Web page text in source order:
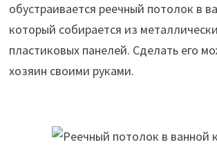
обустраивается реечный потолок в
который собирается из
пластиковых панелей. Сделать его
хозяин своими руками.